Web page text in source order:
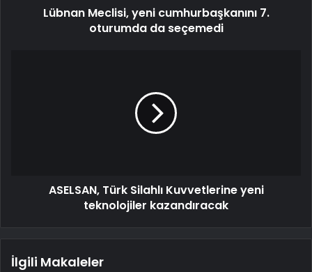
Lübnan Meclisi, yeni cumhurbaşkanını 7.
oturumda da seçemedi
ASELSAN, Türk Silahlı Kuvvetlerine yeni
teknolojiler kazandıracak
İlgili Makaleler